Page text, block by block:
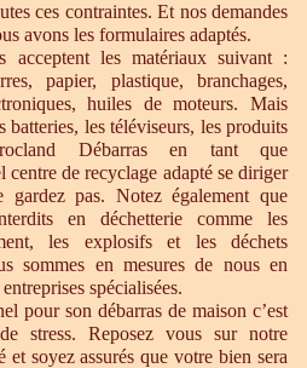
ces contraintes. Et nos demandes
avons les formulaires adaptés.
acceptent les matériaux suivant :
papier, plastique, branchages,
huiles de moteurs. Mais
batteries, les téléviseurs, les produits
Débarras en tant que
centre de recyclage adapté se diriger
pas. Notez également que
en déchetterie comme les
les explosifs et les déchets
sommes en mesures de nous en
spécialisées.
pour son débarras de maison c’est
stress. Reposez vous sur notre
soyez assurés que votre bien sera